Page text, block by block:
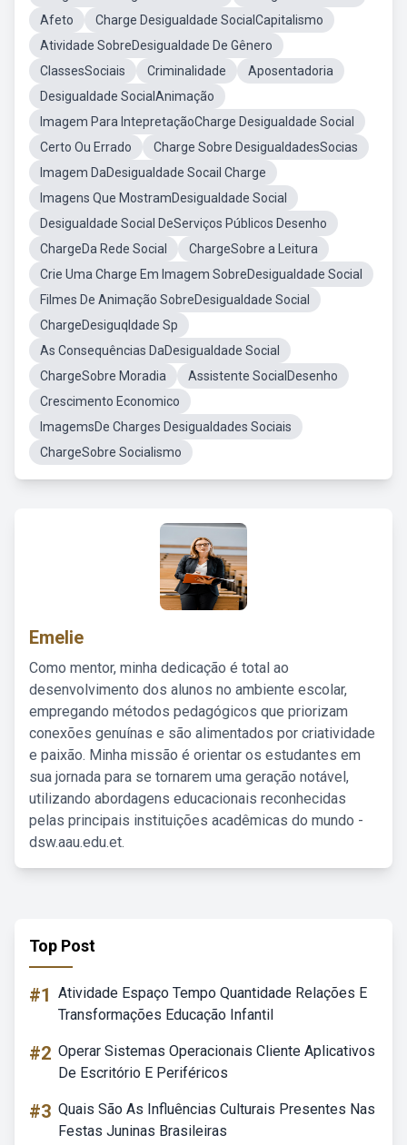
Afeto
Charge Desigualdade SocialCapitalismo
Atividade SobreDesigualdade De Gênero
ClassesSociais
Criminalidade
Aposentadoria
Desigualdade SocialAnimação
Imagem Para IntepretaçãoCharge Desigualdade Social
Certo Ou Errado
Charge Sobre DesigualdadesSocias
Imagem DaDesigualdade Socail Charge
Imagens Que MostramDesigualdade Social
Desigualdade Social DeServiços Públicos Desenho
ChargeDa Rede Social
ChargeSobre a Leitura
Crie Uma Charge Em Imagem SobreDesigualdade Social
Filmes De Animação SobreDesigualdade Social
ChargeDesiguqldade Sp
As Consequências DaDesigualdade Social
ChargeSobre Moradia
Assistente SocialDesenho
Crescimento Economico
ImagemsDe Charges Desigualdades Sociais
ChargeSobre Socialismo
Emelie
Como mentor, minha dedicação é total ao
desenvolvimento dos alunos no ambiente escolar,
empregando métodos pedagógicos que priorizam
conexões genuínas e são alimentados por criatividade
e paixão. Minha missão é orientar os estudantes em
sua jornada para se tornarem uma geração notável,
utilizando abordagens educacionais reconhecidas
pelas principais instituições acadêmicas do mundo -
dsw.aau.edu.et.
Top Post
#1 Atividade Espaço Tempo Quantidade Relações E
Transformações Educação Infantil
#2 Operar Sistemas Operacionais Cliente Aplicativos
De Escritório E Periféricos
#3 Quais São As Influências Culturais Presentes Nas
Festas Juninas Brasileiras